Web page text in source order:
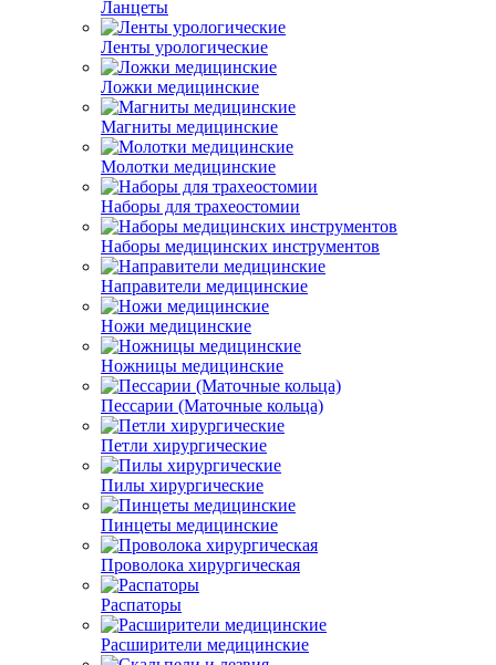
Ланцеты
Ленты урологические
Ложки медицинские
Магниты медицинские
Молотки медицинские
Наборы для трахеостомии
Наборы медицинских инструментов
Направители медицинские
Ножи медицинские
Ножницы медицинские
Пессарии (Маточные кольца)
Петли хирургические
Пилы хирургические
Пинцеты медицинские
Проволока хирургическая
Распаторы
Расширители медицинские